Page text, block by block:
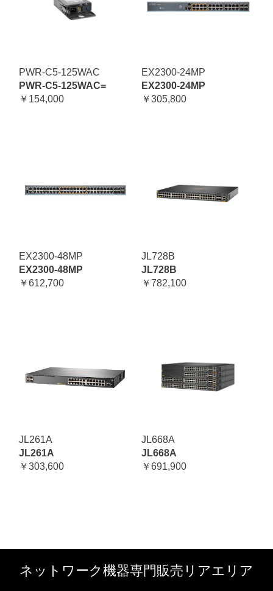
PWR-C5-125WAC
PWR-C5-125WAC=
￥154,000
EX2300-24MP
EX2300-24MP
￥305,800
EX2300-48MP
EX2300-48MP
￥612,700
JL728B
JL728B
￥782,100
JL261A
JL261A
￥303,600
JL668A
JL668A
￥691,900
ネットワーク機器専門販売リアエリア